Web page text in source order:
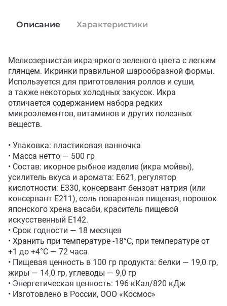
Описание Характеристики
Мелкозернистая икра яркого зеленого цвета с легким
глянцем. Икринки правильной шарообразной формы.
Используется для приготовления роллов и суши,
а также некоторых холодных закусок. Икра
отличается содержанием набора редких
микроэлементов, витаминов и других полезных
веществ.
• Упаковка: пластиковая ванночка
• Масса нетто — 500 гр
• Состав: икорное рыбное изделие (икра мойвы),
усилитель вкуса и аромата: Е621, регулятор
кислотности: Е330, консервант бензоат натрия (или
консервант Е211), соль поваренная пищевая, порошок
японского хрена васаби, краситель пищевой
искусственный Е142.
• Срок годности — 18 месяцев
• Хранить при температуре -18°С, при температуре от
+1 до +4°С — 72 часа
• Пищевая ценность в 100 гр продукта: белки — 19,0 гр,
жиры — 14,0 гр, углеводы — 9,0 гр
• Энергетическая ценность: 196 кКал/820 кДж
• Изготовлено в России, ООО «Космос»